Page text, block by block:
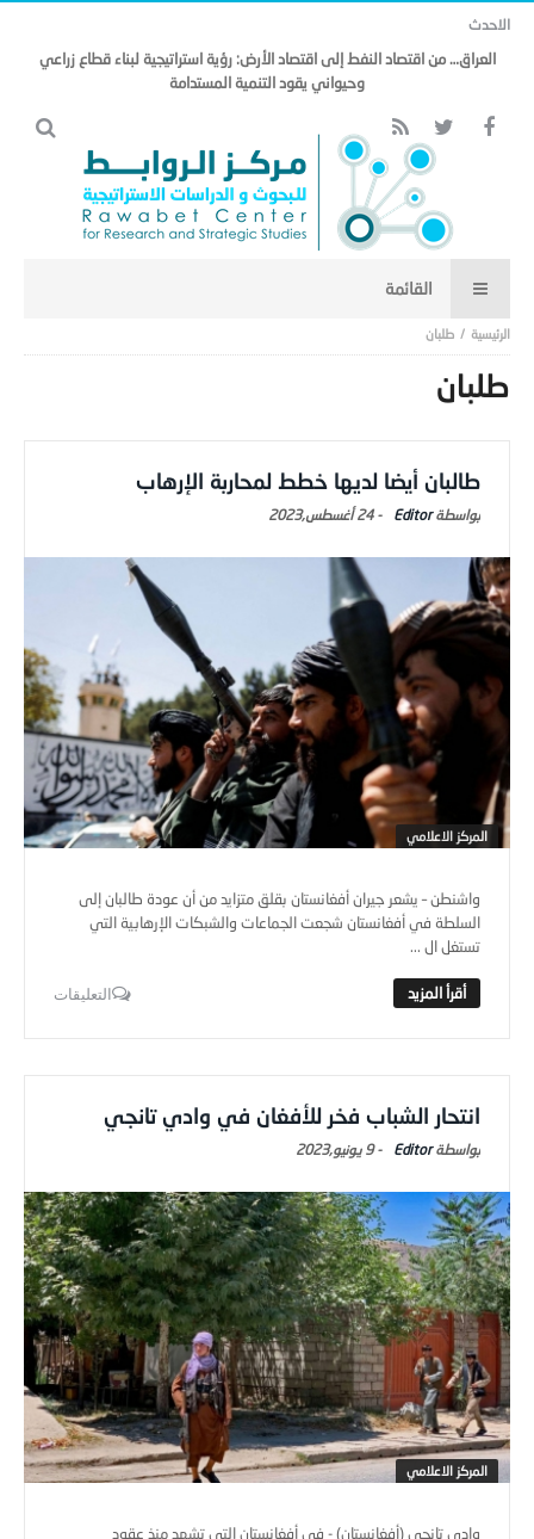
الاحدث
العراق… من اقتصاد النفط إلى اقتصاد الأرض: رؤية استراتيجية لبناء قطاع زراعي
وحيواني يقود التنمية المستدامة
طلبان
طلبان
طالبان أيضا لديها خطط لمحاربة الإرهاب
Editor
-24 أغسطس,2023
المركز الاعلامي
واشنطن – يشعر جيران أفغانستان بقلق متزايد من أن عودة طالبان إلى
السلطة في أفغانستان شجعت الجماعات والشبكات الإرهابية التي
تستغل ال ...
التعليقات
انتحار الشباب فخر للأفغان في وادي تانجي
Editor
-9 يونيو,2023
المركز الاعلامي
وادي تانجي (أفغانستان) - في أفغانستان التي تشهد منذ عقود